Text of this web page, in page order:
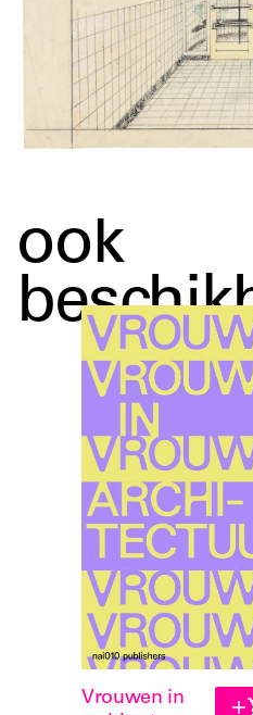
ook
Vrouwen in